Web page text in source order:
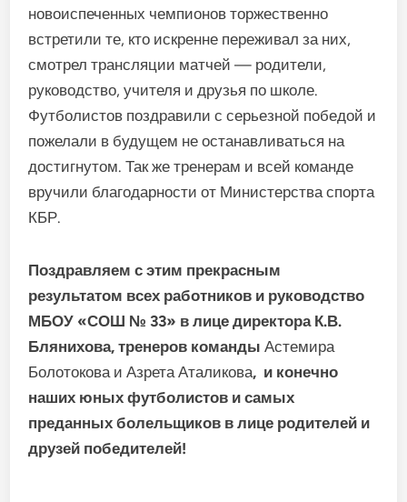
новоиспеченных чемпионов торжественно
встретили те, кто искренне переживал за них,
смотрел трансляции матчей — родители,
руководство, учителя и друзья по школе.
Футболистов поздравили с серьезной победой и
пожелали в будущем не останавливаться на
достигнутом. Так же тренерам и всей команде
вручили благодарности от Министерства спорта
КБР.
Поздравляем с этим прекрасным
результатом всех работников и руководство
МБОУ «СОШ № 33» в лице директора К.В.
Блянихова, тренеров команды Астемира
Болотокова и Азрета Аталикова, и конечно
наших юных футболистов и самых
преданных болельщиков в лице родителей и
друзей победителей!